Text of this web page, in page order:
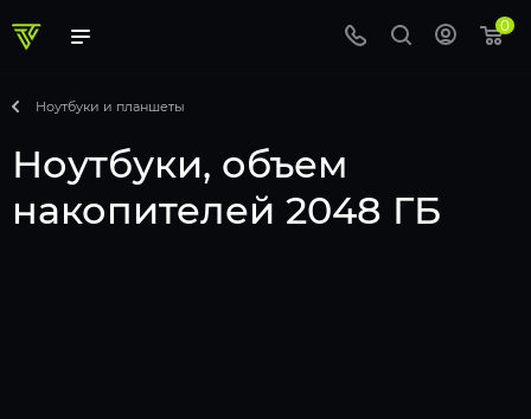
0
Ноутбуки и планшеты
Ноутбуки, объем
накопителей 2048 ГБ